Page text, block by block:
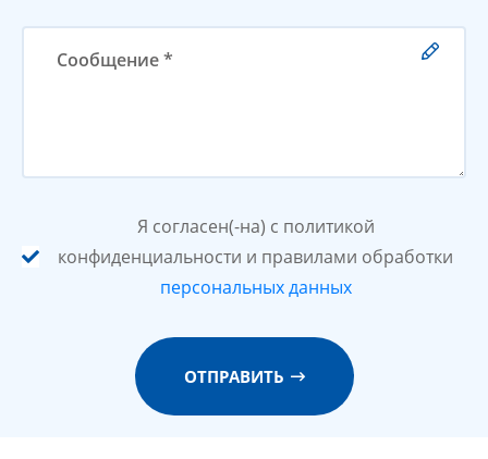
Я согласен(-на) с политикой
конфиденциальности и правилами обработки
персональных данных
ОТПРАВИТЬ